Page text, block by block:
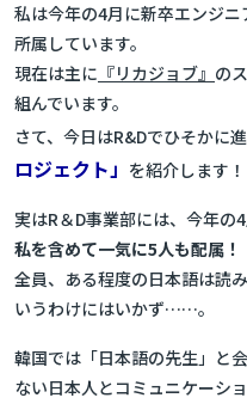
私は今年の4月に新卒エンジ
所属しています。
現在は主に 『リカジョブ』 の
組んでいます。
さて、今日はR&Dでひそかに
ロジェクト」 を紹介します！
実はR＆D事業部には、今年の4
私を含めて一気に5人も配属！
全員、ある程度の日本語は読
いうわけにはいかず……。
韓国では「日本語の先生」と
ない日本人とコミュニケーシ